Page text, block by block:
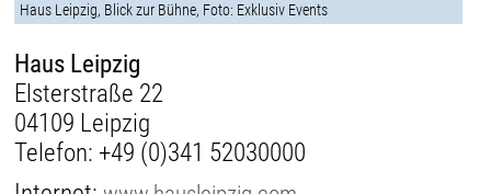
Haus Leipzig, Blick zur Bühne, Foto: Exklusiv Events
Haus Leipzig
Elsterstraße 22
04109 Leipzig
Telefon: +49 (0)341 52030000